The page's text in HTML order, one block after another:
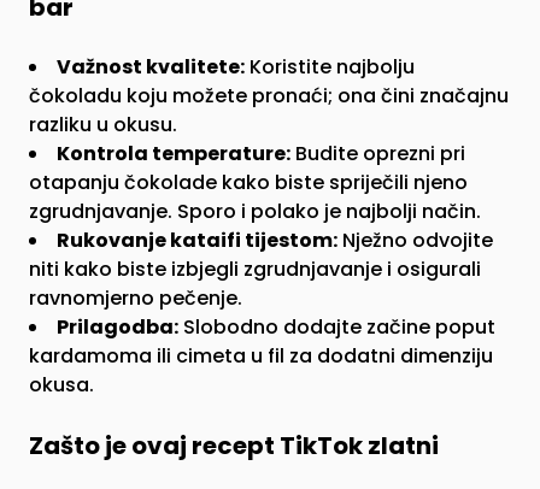
Važnost kvalitete: Koristite najbolju
čokoladu koju možete pronaći; ona čini značajnu
razliku u okusu.
Kontrola temperature: Budite oprezni pri
otapanju čokolade kako biste spriječili njeno
zgrudnjavanje. Sporo i polako je najbolji način.
Rukovanje kataifi tijestom: Nježno odvojite
niti kako biste izbjegli zgrudnjavanje i osigurali
ravnomjerno pečenje.
Prilagodba: Slobodno dodajte začine poput
kardamoma ili cimeta u fil za dodatni dimenziju
okusa.
Zašto je ovaj recept TikTok zlatni